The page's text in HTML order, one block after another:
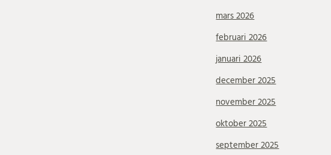
mars 2026
februari 2026
januari 2026
december 2025
november 2025
oktober 2025
september 2025